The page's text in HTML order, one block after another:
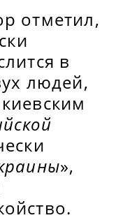
отметил,
в
людей,
»,